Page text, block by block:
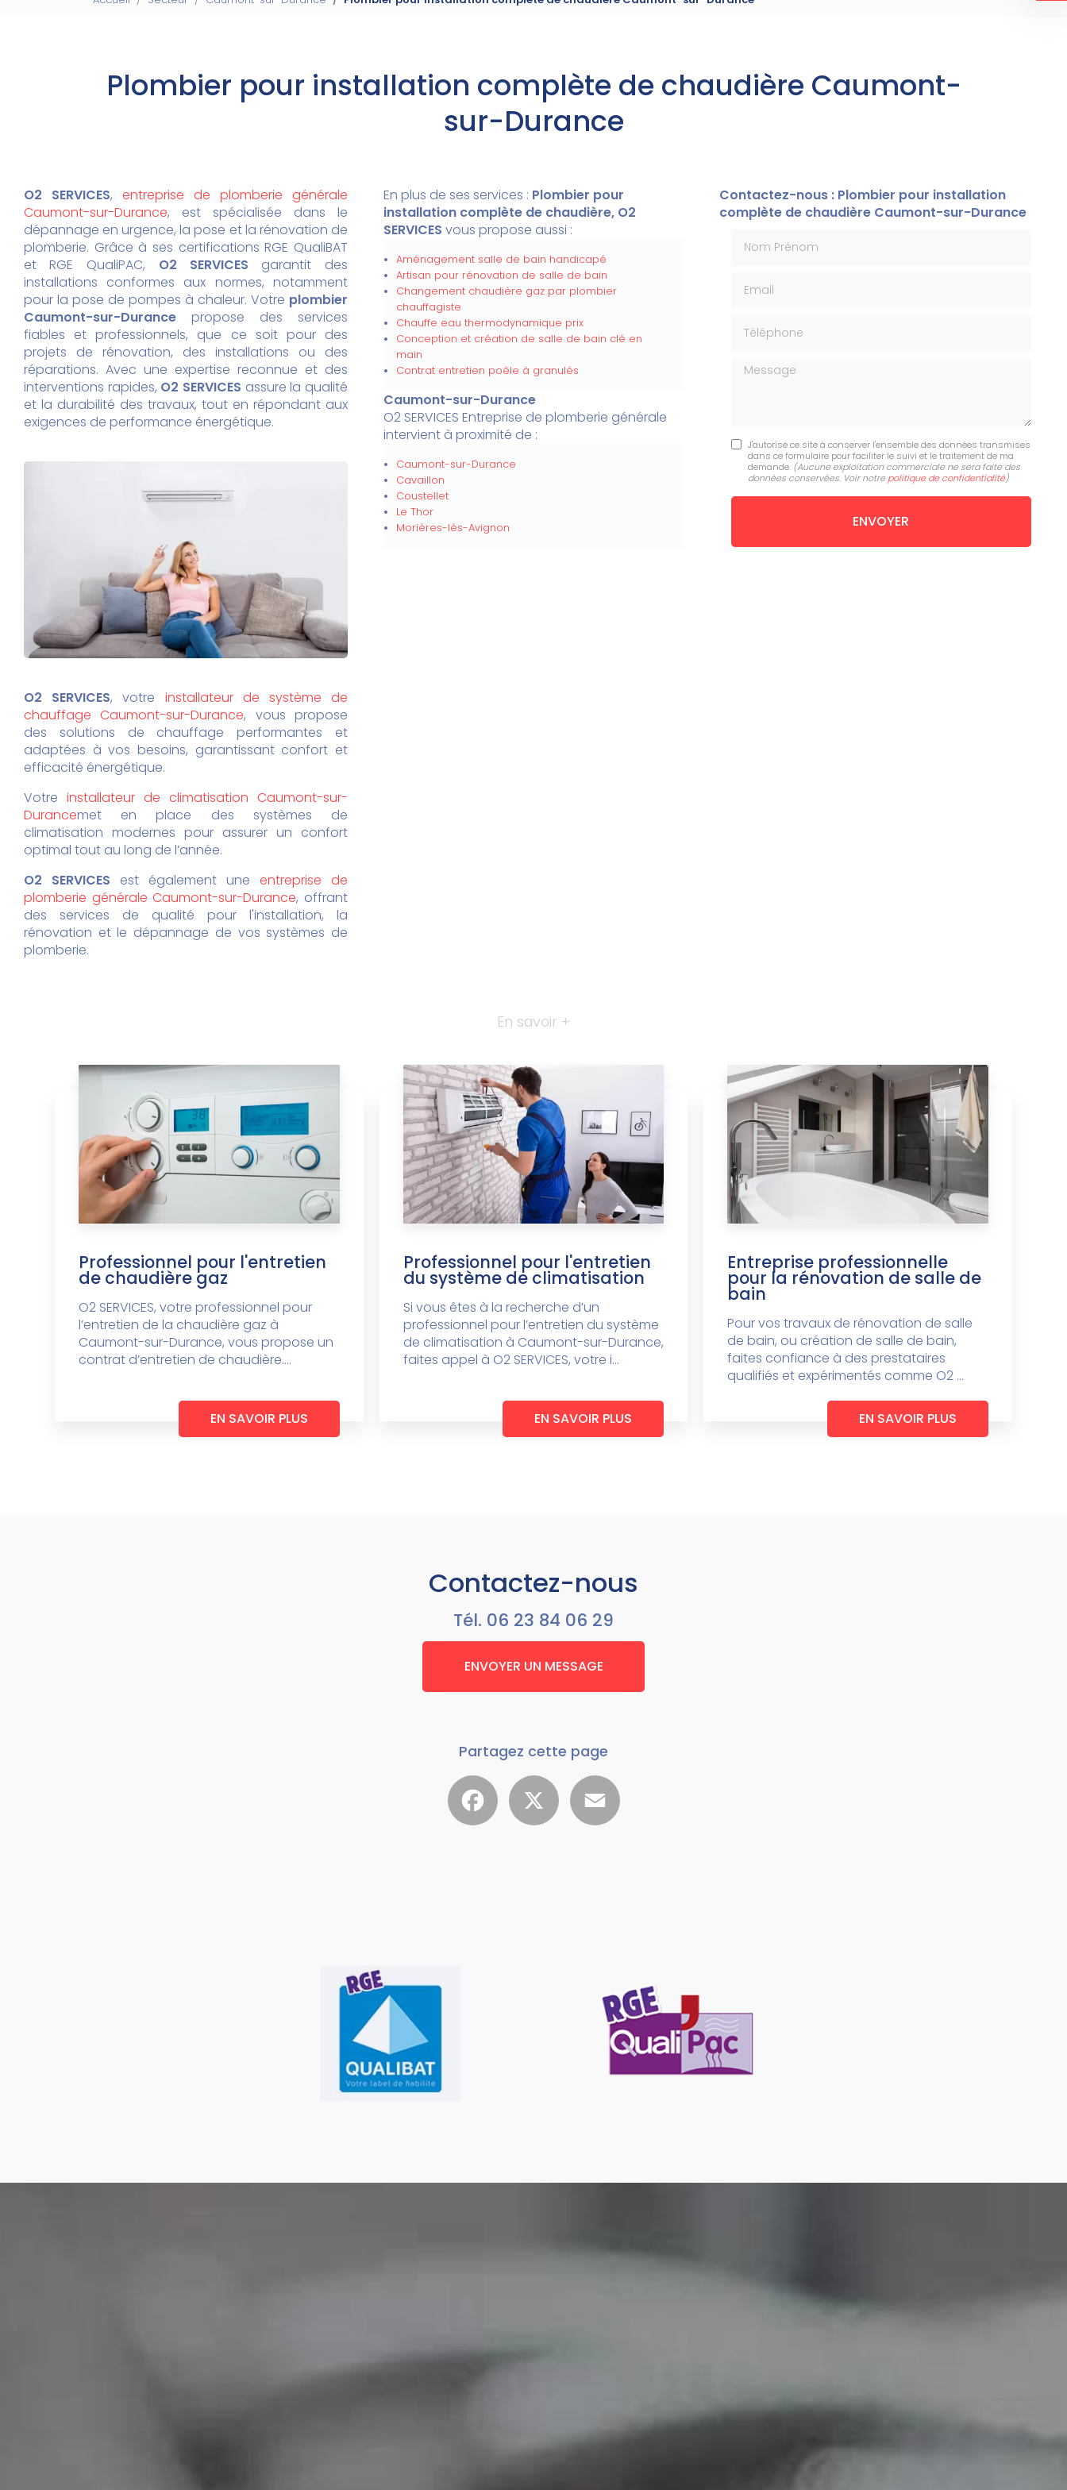
Plombier pour installation complète de chaudière Caumont-
sur-Durance
O2 SERVICES, entreprise de plomberie générale
Caumont-sur-Durance, est spécialisée dans le
dépannage en urgence, la pose et la rénovation de
plomberie. Grâce à ses certifications RGE QualiBAT
et RGE QualiPAC, O2 SERVICES garantit des
installations conformes aux normes, notamment
pour la pose de pompes à chaleur. Votre plombier
Caumont-sur-Durance propose des services
fiables et professionnels, que ce soit pour des
projets de rénovation, des installations ou des
réparations. Avec une expertise reconnue et des
interventions rapides, O2 SERVICES assure la qualité
et la durabilité des travaux, tout en répondant aux
exigences de performance énergétique.
O2 SERVICES, votre installateur de système de
chauffage Caumont-sur-Durance, vous propose
des solutions de chauffage performantes et
adaptées à vos besoins, garantissant confort et
efficacité énergétique.
Votre installateur de climatisation Caumont-sur-
Durancemet en place des systèmes de
climatisation modernes pour assurer un confort
optimal tout au long de l’année.
O2 SERVICES est également une entreprise de
plomberie générale Caumont-sur-Durance, offrant
des services de qualité pour l'installation, la
rénovation et le dépannage de vos systèmes de
plomberie.
En plus de ses services : Plombier pour
installation complète de chaudière, O2
SERVICES vous propose aussi :
Aménagement salle de bain handicapé
Artisan pour rénovation de salle de bain
Changement chaudière gaz par plombier
chauffagiste
Chauffe eau thermodynamique prix
Conception et création de salle de bain clé en
main
Contrat entretien poêle à granulés
Caumont-sur-Durance
O2 SERVICES Entreprise de plomberie générale
intervient à proximité de :
Caumont-sur-Durance
Cavaillon
Coustellet
Le Thor
Morières-lès-Avignon
Contactez-nous : Plombier pour installation
complète de chaudière Caumont-sur-Durance
Message
J'autorise ce site à conserver l'ensemble des données transmises
dans ce formulaire pour faciliter le suivi et le traitement de ma
demande. (Aucune exploitation commerciale ne sera faite des
données conservées. Voir notre politique de confidentialité)
En savoir +
Professionnel pour l'entretien
de chaudière gaz
O2 SERVICES, votre professionnel pour
l’entretien de la chaudière gaz à
Caumont-sur-Durance, vous propose un
contrat d’entretien de chaudière....
EN SAVOIR PLUS
Professionnel pour l'entretien
du système de climatisation
Si vous êtes à la recherche d’un
professionnel pour l’entretien du système
de climatisation à Caumont-sur-Durance,
faites appel à O2 SERVICES, votre i...
EN SAVOIR PLUS
Entreprise professionnelle
pour la rénovation de salle de
bain
Pour vos travaux de rénovation de salle
de bain, ou création de salle de bain,
faites confiance à des prestataires
qualifiés et expérimentés comme O2 ...
EN SAVOIR PLUS
Contactez-nous
Tél. 06 23 84 06 29
ENVOYER UN MESSAGE
Partagez cette page
Facebook